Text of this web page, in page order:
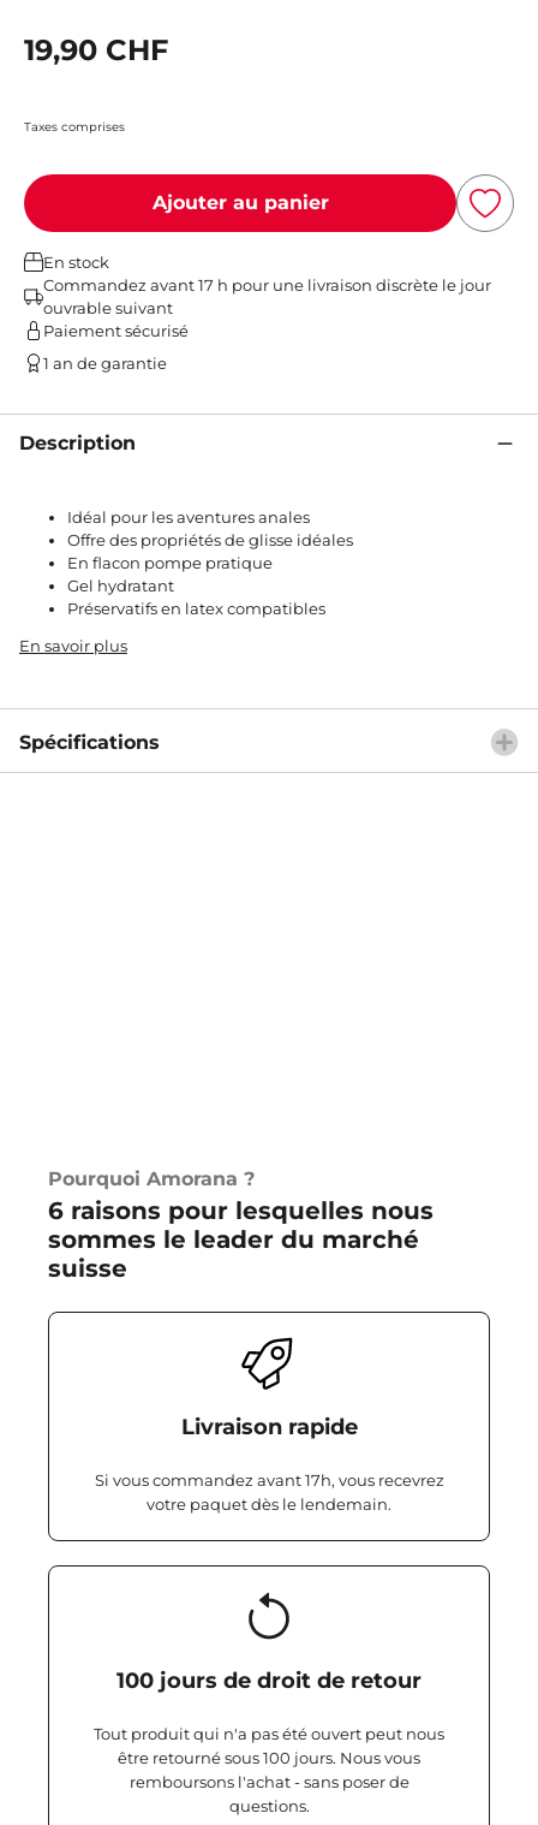
19,90 CHF
Taxes comprises
Ajouter au panier
En stock
Commandez avant 17 h pour une livraison discrète le jour
ouvrable suivant
Paiement sécurisé
1 an de garantie
Description
Idéal pour les aventures anales
Offre des propriétés de glisse idéales
En flacon pompe pratique
Gel hydratant
Préservatifs en latex compatibles
En savoir plus
Spécifications
Pourquoi Amorana ?
6 raisons pour lesquelles nous
sommes le leader du marché
suisse
Livraison rapide
Si vous commandez avant 17h, vous recevrez
votre paquet dès le lendemain.
100 jours de droit de retour
Tout produit qui n'a pas été ouvert peut nous
être retourné sous 100 jours. Nous vous
remboursons l'achat - sans poser de
questions.